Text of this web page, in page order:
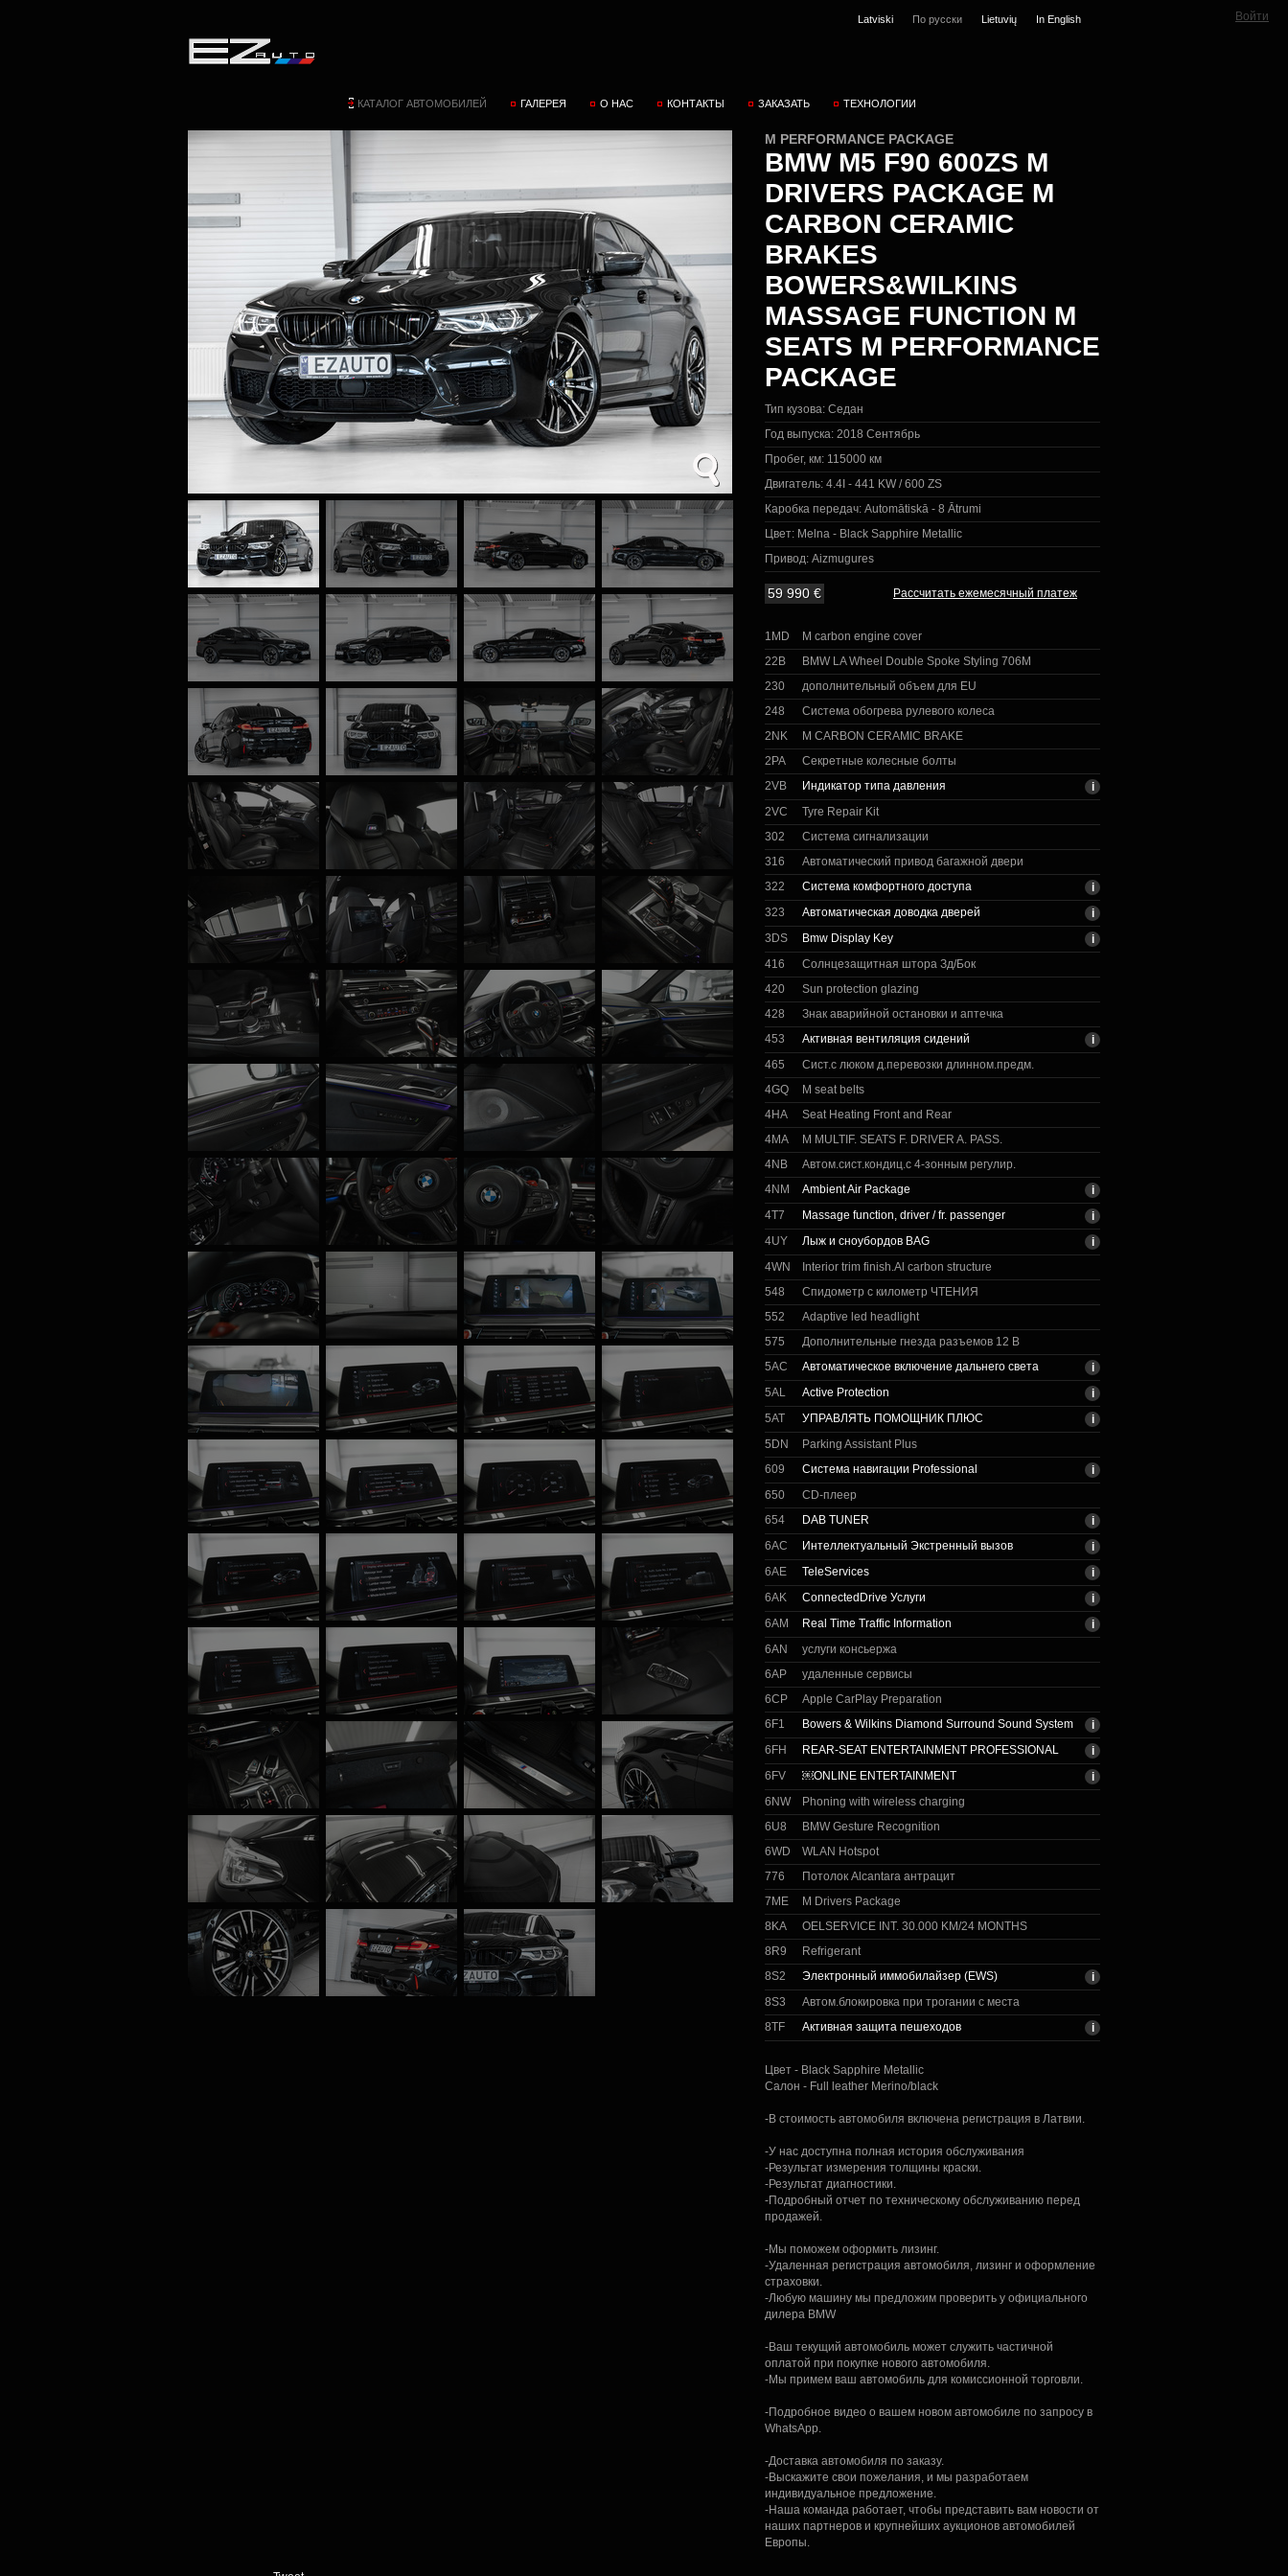
Войти
Latviski По русски Lietuvių In English
КАТАЛОГ АВТОМОБИЛЕЙ ГАЛЕРЕЯ О НАС КОНТАКТЫ ЗАКАЗАТЬ ТЕХНОЛОГИИ
M PERFORMANCE PACKAGE
BMW M5 F90 600ZS M
DRIVERS PACKAGE M
CARBON CERAMIC
BRAKES
BOWERS&WILKINS
MASSAGE FUNCTION M
SEATS M PERFORMANCE
PACKAGE
Тип кузова: Седан
Год выпуска: 2018 Сентябрь
Пробег, км: 115000 км
Двигатель: 4.4I - 441 KW / 600 ZS
Каробка передач: Automātiskā - 8 Ātrumi
Цвет: Melna - Black Sapphire Metallic
Привод: Aizmugures
59 990 € Рассчитать ежемесячный платеж
1MD
M carbon engine cover
22B
BMW LA Wheel Double Spoke Styling 706M
230
дополнительный объем для EU
248
Система обогрева рулевого колеса
2NK
M CARBON CERAMIC BRAKE
2PA
Секретные колесные болты
2VB
Индикатор типа давления
2VC
Tyre Repair Kit
302
Система сигнализации
316
Автоматический привод багажной двери
322
Система комфортного доступа
323
Автоматическая доводка дверей
3DS
Bmw Display Key
416
Солнцезащитная штора Зд/Бок
420
Sun protection glazing
428
Знак аварийной остановки и аптечка
453
Активная вентиляция сидений
465
Сист.с люком д.перевозки длинном.предм.
4GQ
M seat belts
4HA
Seat Heating Front and Rear
4MA
M MULTIF. SEATS F. DRIVER A. PASS.
4NB
Автом.сист.кондиц.с 4-зонным регулир.
4NM
Ambient Air Package
4T7
Massage function, driver / fr. passenger
4UY
Лыж и сноубордов BAG
4WN
Interior trim finish.Al carbon structure
548
Спидометр с километр ЧТЕНИЯ
552
Adaptive led headlight
575
Дополнительные гнезда разъемов 12 В
5AC
Автоматическое включение дальнего света
5AL
Active Protection
5AT
УПРАВЛЯТЬ ПОМОЩНИК ПЛЮС
5DN
Parking Assistant Plus
609
Система навигации Professional
650
CD-плеер
654
DAB TUNER
6AC
Интеллектуальный Экстренный вызов
6AE
TeleServices
6AK
ConnectedDrive Услуги
6AM
Real Time Traffic Information
6AN
услуги консьержа
6AP
удаленные сервисы
6CP
Apple CarPlay Preparation
6F1
Bowers & Wilkins Diamond Surround Sound System
6FH
REAR-SEAT ENTERTAINMENT PROFESSIONAL
6FV
￼ONLINE ENTERTAINMENT
6NW
Phoning with wireless charging
6U8
BMW Gesture Recognition
6WD
WLAN Hotspot
776
Потолок Alcantara антрацит
7ME
M Drivers Package
8KA
OELSERVICE INT. 30.000 KM/24 MONTHS
8R9
Refrigerant
8S2
Электронный иммобилайзер (EWS)
8S3
Автом.блокировка при трогании с места
8TF
Активная защита пешеходов
Цвет - Black Sapphire Metallic
Салон - Full leather Merino/black
-В стоимость автомобиля включена регистрация в Латвии.
-У нас доступна полная история обслуживания
-Результат измерения толщины краски.
-Результат диагностики.
-Подробный отчет по техническому обслуживанию перед
продажей.
-Мы поможем оформить лизинг.
-Удаленная регистрация автомобиля, лизинг и оформление
страховки.
-Любую машину мы предложим проверить у официального
дилера BMW
-Ваш текущий автомобиль может служить частичной
оплатой при покупке нового автомобиля.
-Мы примем ваш автомобиль для комиссионной торговли.
-Подробное видео о вашем новом автомобиле по запросу в
WhatsApp.
-Доставка автомобиля по заказу.
-Выскажите свои пожелания, и мы разработаем
индивидуальное предложение.
-Наша команда работает, чтобы представить вам новости от
наших партнеров и крупнейших аукционов автомобилей
Европы.